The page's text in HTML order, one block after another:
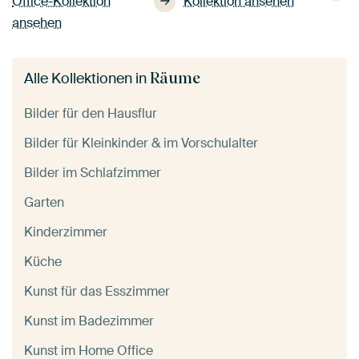
ansehen
Alle Kollektionen in Räume
Bilder für den Hausflur
Bilder für Kleinkinder & im Vorschulalter
Bilder im Schlafzimmer
Garten
Kinderzimmer
Küche
Kunst für das Esszimmer
Kunst im Badezimmer
Kunst im Home Office